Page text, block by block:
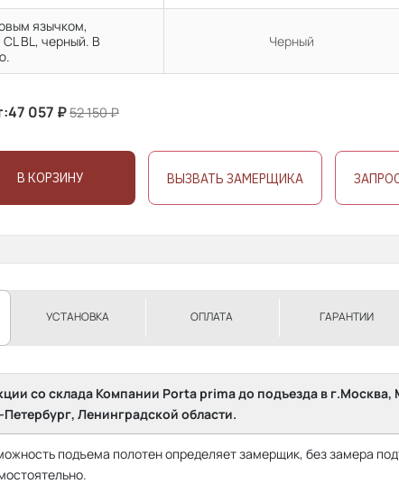
язычком,
BL, черный. В
Черный
47 057 ₽52 150₽
В КОРЗИНУ ВЫЗВАТЬ ЗАМЕРЩИКА
УСТАНОВКА ОПЛАТА ГАРАНТИИ
со склада Компании Porta prima до подъезда в г.Москва,
Петербург, Ленинградской области.
подъема полотен определяет замерщик, без замера